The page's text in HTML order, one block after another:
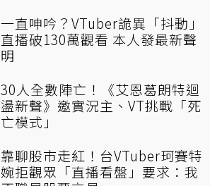
一直呻吟？VTuber詭異「抖動」
直播破130萬觀看 本人發最新聲
明
30人全數陣亡！《艾恩葛朗特迴
盪新聲》邀實況主、VT挑戰「死
亡模式」
靠聊股市走紅！台VTuber珂賽特
婉拒觀眾「直播看盤」要求：我